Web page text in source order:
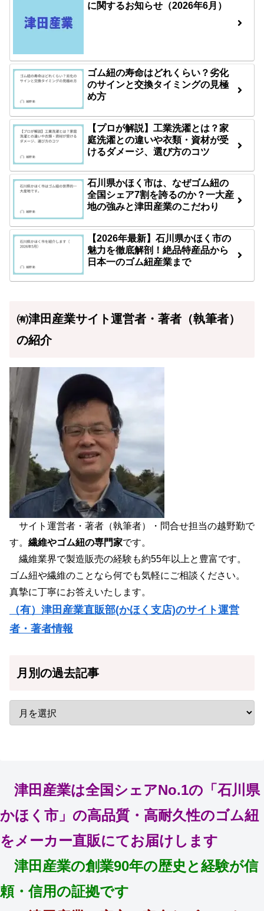
に関するお知らせ（2026年6月）
ゴム紐の寿命はどれくらい？劣化
のサインと交換タイミングの見極
め方
【プロが解説】工業洗濯とは？家
庭洗濯との違いや衣類・資材が受
けるダメージ、選び方のコツ
石川県かほく市は、なぜゴム紐の
全国シェア7割を誇るのか？一大産
地の強みと津田産業のこだわり
【2026年最新】石川県かほく市の
魅力を徹底解剖！絶品特産品から
日本一のゴム紐産業まで
㈲津田産業サイト運営者・著者（執筆者）
の紹介
サイト運営者・著者（執筆者）・問合せ担当の越野勤で
す。 繊維やゴム紐の専門家です。
繊維業界で製造販売の経験も約55年以上と豊富です。
ゴム紐や繊維のことなら何でも気軽にご相談ください。
真摯に丁寧にお答えいたします。
（有）津田産業直販部(かほく支店)のサイト運営
者・著者情報
月別の過去記事
津田産業は全国シェアNo.1の「石川県
かほく市」の高品質・高耐久性のゴム紐
をメーカー直販にてお届けします
津田産業の創業90年の歴史と経験が信
頼・信用の証拠です